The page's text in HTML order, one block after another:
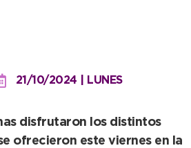
21/10/2024 | LUNES
disfrutaron los distintos
ofrecieron este viernes en la